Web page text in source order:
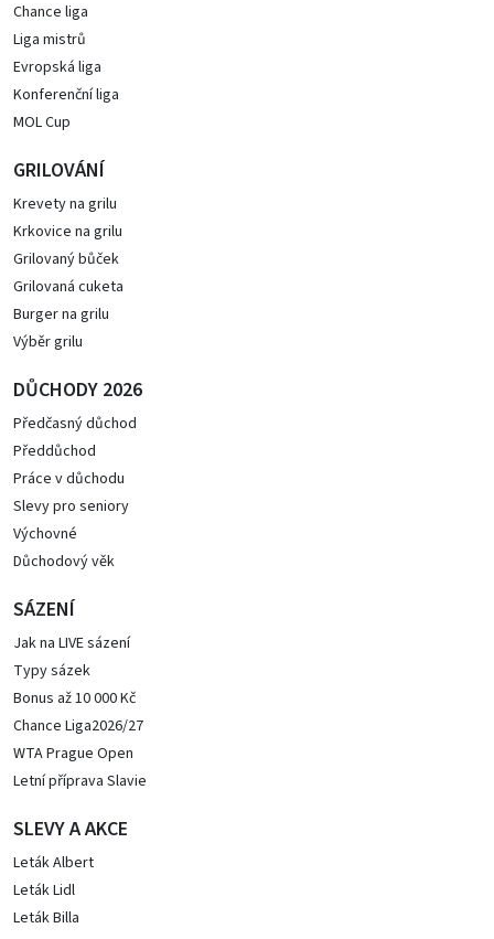
Chance liga
Liga mistrů
Evropská liga
Konferenční liga
MOL Cup
GRILOVÁNÍ
Krevety na grilu
Krkovice na grilu
Grilovaný bůček
Grilovaná cuketa
Burger na grilu
Výběr grilu
DŮCHODY 2026
Předčasný důchod
Předdůchod
Práce v důchodu
Slevy pro seniory
Výchovné
Důchodový věk
SÁZENÍ
Jak na LIVE sázení
Typy sázek
Bonus až 10 000 Kč
Chance Liga2026/27
WTA Prague Open
Letní příprava Slavie
SLEVY A AKCE
Leták Albert
Leták Lidl
Leták Billa